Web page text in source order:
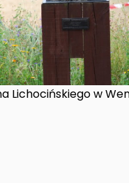
Lichocińskiego w